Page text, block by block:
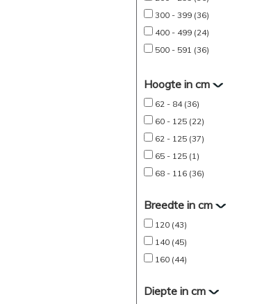
300 - 399 (36)
400 - 499 (24)
500 - 591 (36)
Hoogte in cm
62 - 84 (36)
60 - 125 (22)
62 - 125 (37)
65 - 125 (1)
68 - 116 (36)
Breedte in cm
120 (43)
140 (45)
160 (44)
Diepte in cm